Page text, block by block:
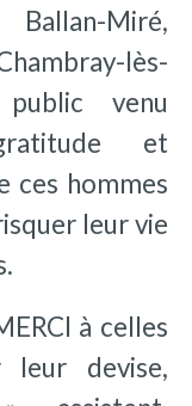
Miré,
lès-
venu
et
ces hommes
leur vie
à celles
devise,